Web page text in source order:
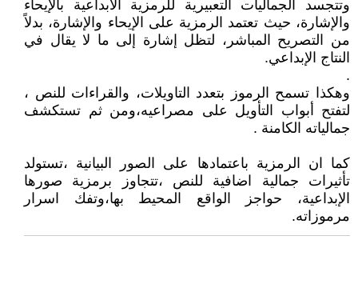
وتتجسد الجماليات التعبيرية للرمزية الابداعية بالإيحاء
والإشارة، حيث تعتمد الرمزية على الإيحاء والإشارة، بدلاً
من التصريح المباشر، لتظل إشارة إلى ما لا يقال في
النتاج الإبداعي.
.
وهكذا تسمح الرموز بتعدد التاويلات، والقراءات للنص ،
لتفتح أبواب التأويل على مصراعيه،ومن ثم تستكشف
جمالياته الكامنة .
كما ان الرمزية باعتمادها على الصور البيانية ،تستولد
تأثيرات جمالية اضافية للنص ،تتجاوز برمزية صورها
الإبداعية، حواجز الواقع المحيط بها،وتفك اسرار
مرموزاته.